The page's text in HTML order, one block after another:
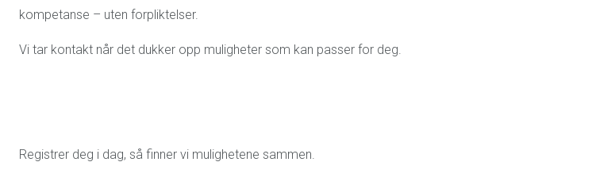
kompetanse – uten forpliktelser.
Vi tar kontakt når det dukker opp muligheter som kan passer for deg.
Registrer deg i dag, så finner vi mulighetene sammen.